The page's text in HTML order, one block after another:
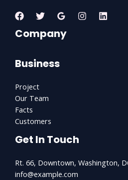
Company
Business
Project
Our Team
Facts
Customers
Get In Touch
Rt. 66, Downtown, Washington,
info@example.com​